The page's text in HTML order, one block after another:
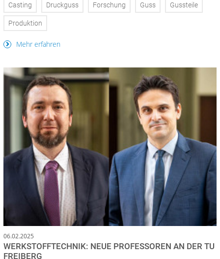
Casting Druckguss Forschung Guss Gussteile
Produktion
Mehr erfahren
06.02.2025
WERKSTOFFTECHNIK: NEUE PROFESSOREN AN DER TU
FREIBERG